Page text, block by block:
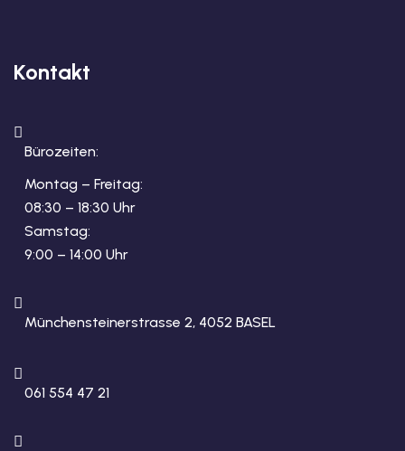
Kontakt
Bürozeiten:
Montag – Freitag:
08:30 – 18:30 Uhr
Samstag:
9:00 – 14:00 Uhr
Münchensteinerstrasse 2, 4052 BASEL
061 554 47 21